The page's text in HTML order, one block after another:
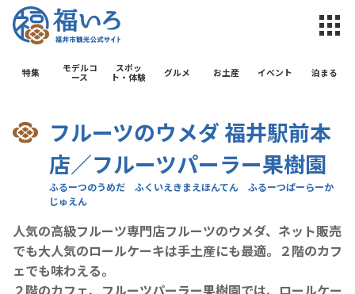
福井市観光
特集
モデルコ
ース
スポッ
ト・体験
グルメ お土産 イベント 泊まる
フルーツのウメダ 福井駅前本
店／フルーツパーラー果樹園
人気の高級フルーツ専門店フルーツのウメダ、ネット販売
でも大人気のロールケーキは手土産にも最適。２階のカフ
ェでも味わえる。
２階のカフェ、フルーツパーラー果樹園では、ロールケー